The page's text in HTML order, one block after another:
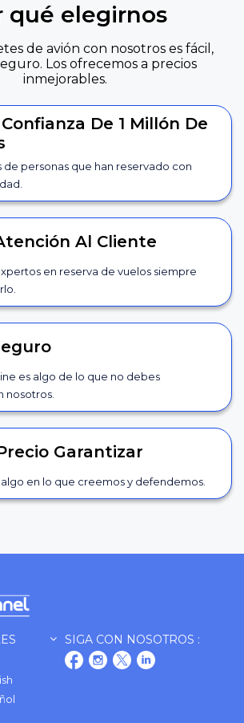
qué elegirnos
de avión con nosotros es fácil,
Los ofrecemos a precios
inmejorables.
De 1 Millón De
de personas que han reservado con
Al Cliente
en reserva de vuelos siempre
es algo de lo que no debes
nosotros.
Garantizar
en lo que creemos y defendemos.
SIGA CON NOSOTROS :